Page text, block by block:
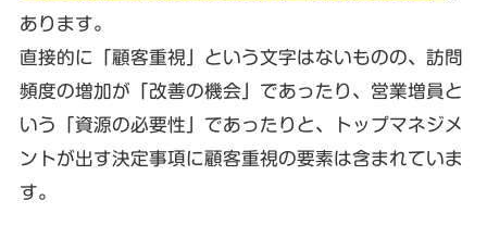
あります。
直接的に「顧客重視」という文字はないものの、訪問
頻度の増加が「改善の機会」であったり、営業増員と
いう「資源の必要性」であったりと、トップマネジメ
ントが出す決定事項に顧客重視の要素は含まれていま
す。